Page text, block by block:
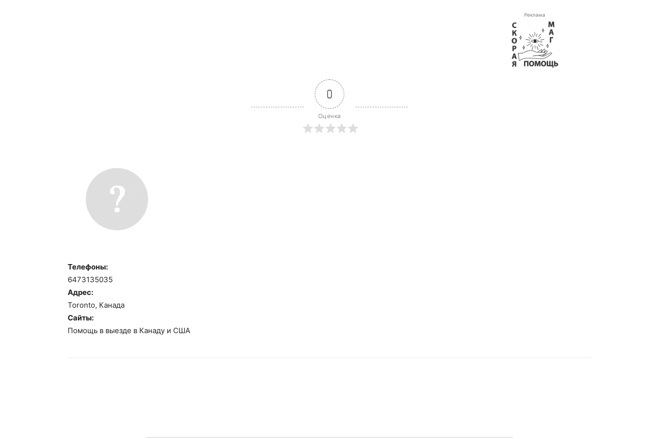
Реклама
0
Оценка
Телефоны:
6473135035
Адрес:
Toronto, Канада
Сайты:
Помощь в выезде в Канаду и США